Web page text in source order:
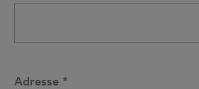
Adresse *